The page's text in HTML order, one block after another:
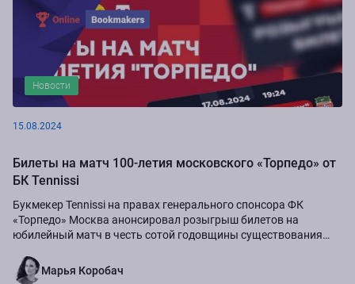
Новости
15.08.2024
Билеты на матч 100-летия московского «Торпедо» от
БК Tennissi
Букмекер Tennissi на правах генерального спонсора ФК
«Торпедо» Москва анонсировал розыгрыш билетов на
юбилейный матч в честь сотой годовщины существования
Марья Коробач